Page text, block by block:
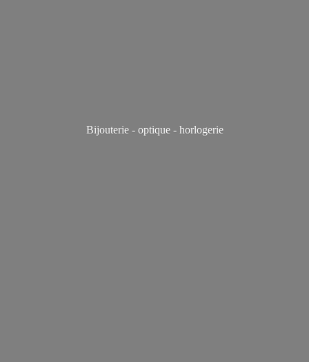
Bijouterie - optique - horlogerie